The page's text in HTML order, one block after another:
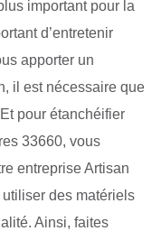
important pour la
d’entretenir
apporter un
il est nécessaire que
pour étanchéifier
33660, vous
entreprise Artisan
des matériels
Ainsi, faites